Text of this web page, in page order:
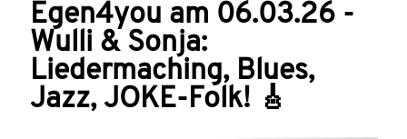
Egen4you am 06.03.26 -
Wulli & Sonja:
Liedermaching, Blues,
Jazz, JOKE-Folk! 🎸